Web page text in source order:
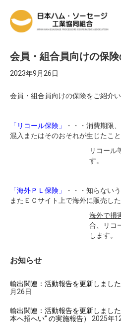
会員・組合員向けの保
2023年9月26日
会員・組合員向けの保険をご紹介い
「リコール保険」
・・・消費期限
混入またはそのおそれが生じたこ
リコール
す。
「海外ＰＬ保険」
・・・知らない
またＥＣサイト上で海外に販売し
海外で損
合、リコ
します。
お知らせ
輸出関連：活動報告を更新しまし
月26日
輸出関連：活動報告を更新しまし
本へ招へい” の実施報告）
2025年